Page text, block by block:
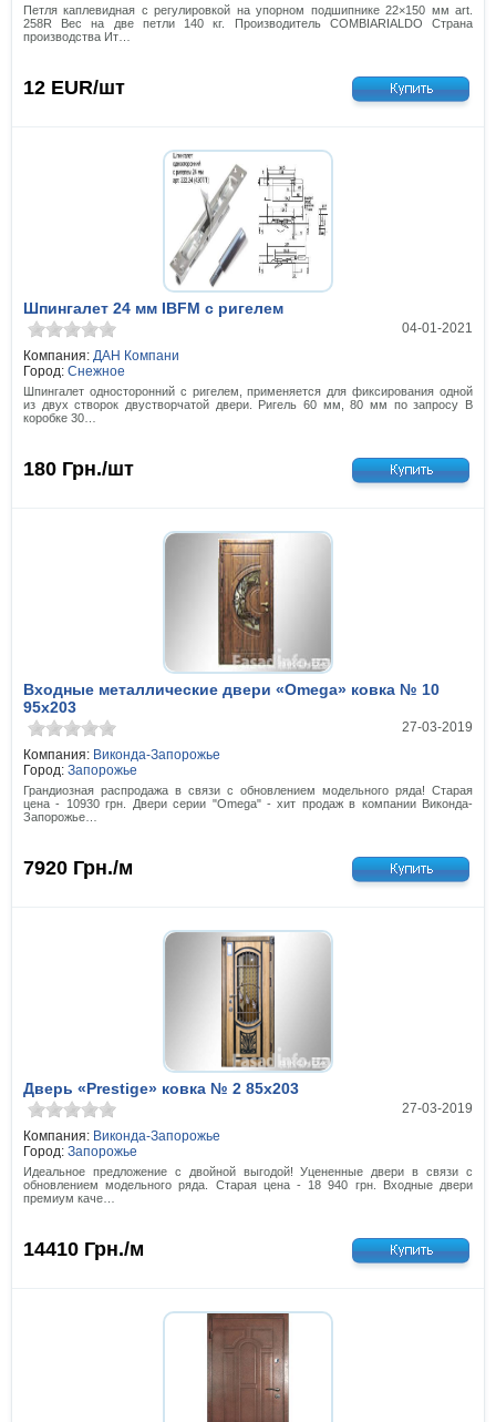
Петля каплевидная с регулировкой на упорном подшипнике 22×150 мм art.
258R Вес на две петли 140 кг. Производитель COMBIARIALDO Страна
производства Ит…
12 EUR/шт
Шпингалет 24 мм IBFM с ригелем
04-01-2021
Компания: ДАН Компани
Город: Снежное
Шпингалет односторонний с ригелем, применяется для фиксирования одной
из двух створок двустворчатой двери. Ригель 60 мм, 80 мм по запросу В
коробке 30…
180 Грн./шт
Входные металлические двери «Omega» ковка № 10
95x203
27-03-2019
Компания: Виконда-Запорожье
Город: Запорожье
Грандиозная распродажа в связи с обновлением модельного ряда! Старая
цена - 10930 грн. Двери серии "Omega" - хит продаж в компании Виконда-
Запорожье…
7920 Грн./м
Дверь «Prestige» ковка № 2 85x203
27-03-2019
Компания: Виконда-Запорожье
Город: Запорожье
Идеальное предложение с двойной выгодой! Уцененные двери в связи с
обновлением модельного ряда. Старая цена - 18 940 грн. Входные двери
премиум каче…
14410 Грн./м